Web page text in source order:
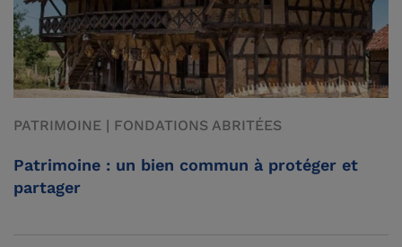
PATRIMOINE | FONDATIONS ABRITÉES
Patrimoine : un bien commun à protéger et
partager